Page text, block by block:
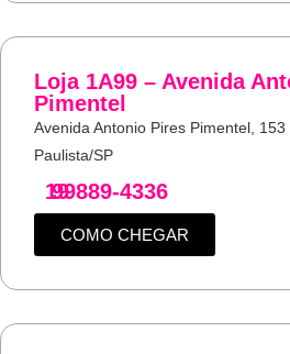
Loja 1A99 – Avenida
Pimentel
Avenida Antonio Pires Pimentel,
Paulista/SP
19
99889-4336
COMO CHEGAR